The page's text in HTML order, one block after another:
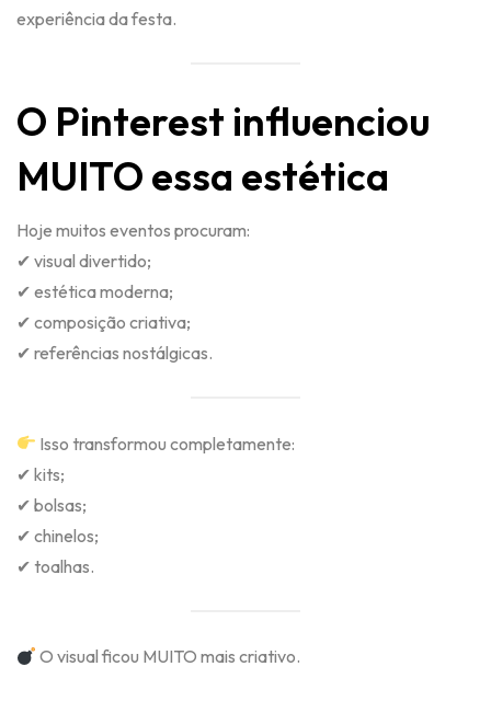
experiência da festa.
O Pinterest influenciou
MUITO essa estética
Hoje muitos eventos procuram:
✔ visual divertido;
✔ estética moderna;
✔ composição criativa;
✔ referências nostálgicas.
Isso transformou completamente:
✔ kits;
✔ bolsas;
✔ chinelos;
✔ toalhas.
O visual ficou MUITO mais criativo.